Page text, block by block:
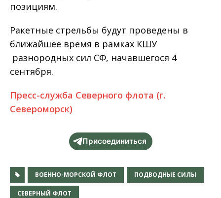
позициям.
Ракетные стрельбы будут проведены в
ближайшее время в рамках КШУ
разнородных сил СФ, начавшегося 4
сентября.
Пресс-служба Северного флота (г.
Североморск)
Присоединиться
ВОЕННО-МОРСКОЙ ФЛОТ ПОДВОДНЫЕ СИЛЫ
СЕВЕРНЫЙ ФЛОТ